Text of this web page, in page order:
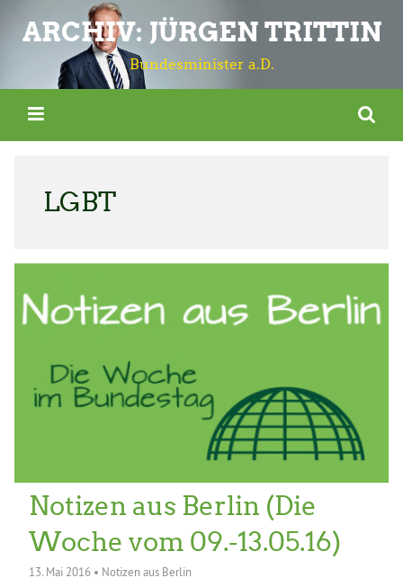
ARCHIV: JÜRGEN TRITTIN
Bundesminister a.D.
LGBT
Notizen aus Berlin (Die
Woche vom 09.-13.05.16)
13. Mai 2016 • Notizen aus Berlin